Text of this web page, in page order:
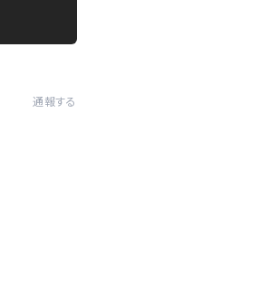
通報する